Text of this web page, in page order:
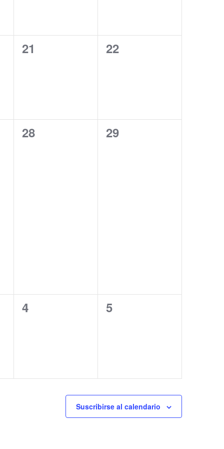
0
21
0
22
0
28
0
29
0
4
0
5
Suscribirse al calendario